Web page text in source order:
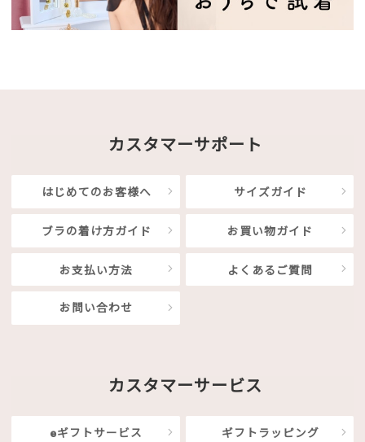
カスタマーサポート
はじめてのお客様へ サイズガイド
ブラの着け方ガイド お買い物ガイド
お支払い方法 よくあるご質問
お問い合わせ
カスタマーサービス
eギフトサービス ギフトラッピング